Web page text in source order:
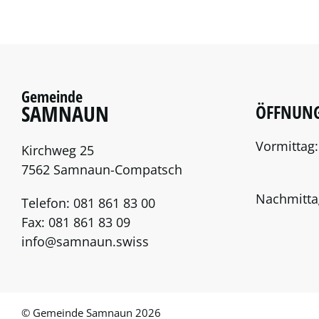
Gemeinde
SAMNAUN
Kirchweg 25
7562 Samnaun-Compatsch
Telefon: 081 861 83 00
Fax: 081 861 83 09
info@samnaun.swiss
Vormittag:
© Gemeinde Samnaun 2026